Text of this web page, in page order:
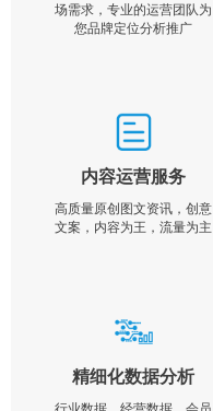
场需求，专业的运营团队为
您品牌定位分析推广
内容运营服务
高质量原创图文资讯，创意
文案，内容为王，流量为主
精细化数据分析